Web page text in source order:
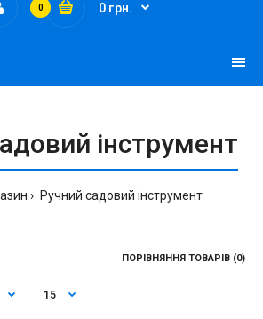
0 0 грн.
інструмент
Ручний садовий інструмент
ПОРІВНЯННЯ ТОВАРІВ (0)